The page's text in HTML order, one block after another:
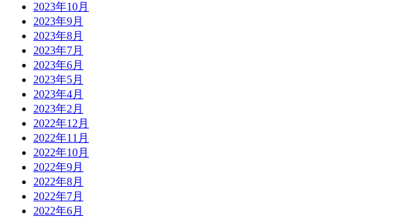
2023年10月
2023年9月
2023年8月
2023年7月
2023年6月
2023年5月
2023年4月
2023年2月
2022年12月
2022年11月
2022年10月
2022年9月
2022年8月
2022年7月
2022年6月